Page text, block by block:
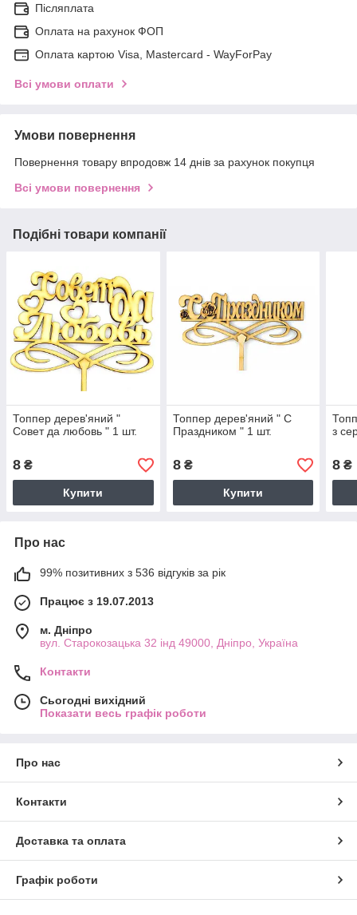
Післяплата
Оплата на рахунок ФОП
Оплата картою Visa, Mastercard - WayForPay
Всі умови оплати
Умови повернення
Повернення товару впродовж 14 днів за рахунок покупця
Всі умови повернення
Подібні товари компанії
Топпер дерев'яний "
Совет да любовь " 1 шт.
8 ₴
Купити
Топпер дерев'яний " С
Праздником " 1 шт.
8₴
Купити
з
8 ₴
Про нас
99% позитивних з 536 відгуків за рік
Працює з 19.07.2013
м. Дніпро
вул. Старокозацька 32 інд 49000, Дніпро, Україна
Контакти
Сьогодні вихідний
Показати весь графік роботи
Про нас
Контакти
Доставка та оплата
Графік роботи